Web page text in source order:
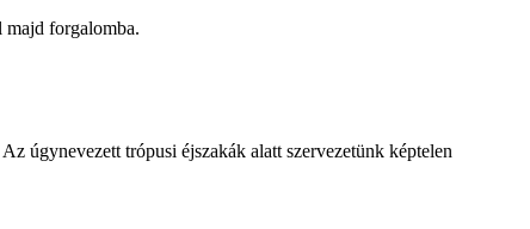
majd forgalomba.
úgynevezett trópusi éjszakák alatt szervezetünk képtelen